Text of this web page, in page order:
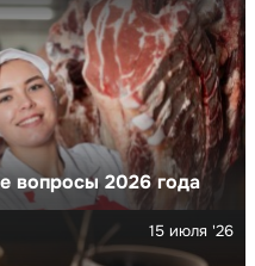
вопросы 2026 года
15 июля '26